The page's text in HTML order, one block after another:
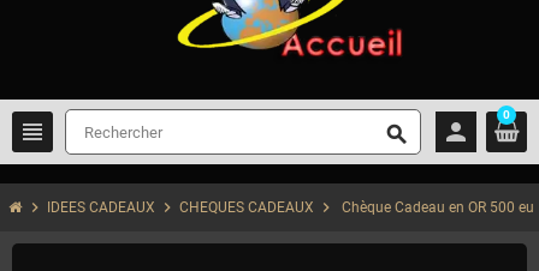
view_headline search person
0
chevron_right IDEES CADEAUX chevron_right CHEQUES CADEAUX chevron_right Chèque Cadeau en OR 500